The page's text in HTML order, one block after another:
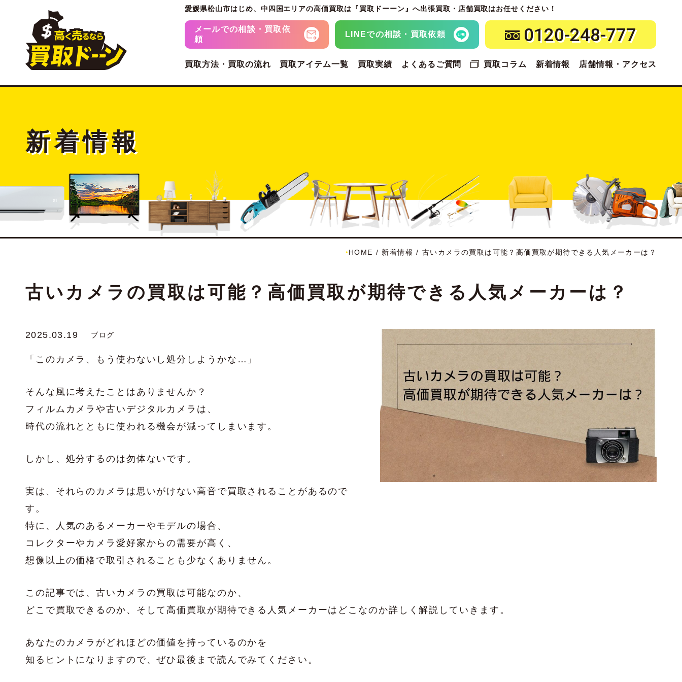
愛媛県松山市はじめ、 中四国エリアの高価買取は『買取ドーーン』へ出張買取・店舗買取はお任せください！
メールでの相談・買取依
頼
LINEでの相談・買取依頼 0120-248-777
買取方法・買取の流れ 買取アイテム一覧 買取実績 よくあるご質問 買取コラム 新着情報 店舗情報・アクセス
新着情報
HOME / 新着情報 / 古いカメラの買取は可能？高価買取が期待できる人気メーカーは？
古いカメラの買取は可能？高価買取が期待できる人気メーカーは？
2025.03.19 ブログ
「このカメラ、もう使わないし処分しようかな…」
そんな風に考えたことはありませんか？
フィルムカメラや古いデジタルカメラは、
時代の流れとともに使われる機会が減ってしまいます。
しかし、処分するのは勿体ないです。
実は、それらのカメラは思いがけない高音で買取されることがあるので
す。
特に、人気のあるメーカーやモデルの場合、
コレクターやカメラ愛好家からの需要が高く、
想像以上の価格で取引されることも少なくありません。
この記事では、古いカメラの買取は可能なのか、
どこで買取できるのか、そして高価買取が期待できる人気メーカーはどこなのか詳しく解説していきます。
あなたのカメラがどれほどの価値を持っているのかを
知るヒントになりますので、ぜひ最後まで読んでみてください。